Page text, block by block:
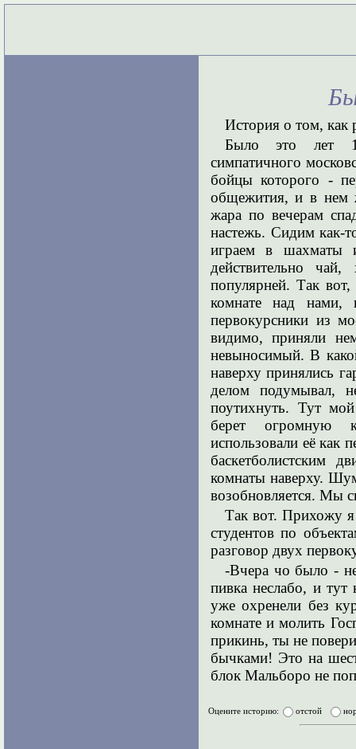
История о том, как
Было это лет 15
симпатичного
бойцы которого -
общежития, и в нем
жара по вечерам
настежь. Сидим как-
играем в шахматы
действительно
популярней. Так
комнате над нами,
первокурсники из
видимо, приняли
невыносимый. В
наверху принялись
делом подумывал,
поутихнуть. Тут
берет огромную
использовали её как
баскетболистским
комнаты наверху.
возобновляется. Мы
Так вот. Прихожу я
студентов по
разговор двух
-Вчера чо было -
пивка неслабо, и тут
уже охренели без
комнате и молить
прикинь, ты не
бычками! Это на
блок Мальборо не
Оцените историю: отстой